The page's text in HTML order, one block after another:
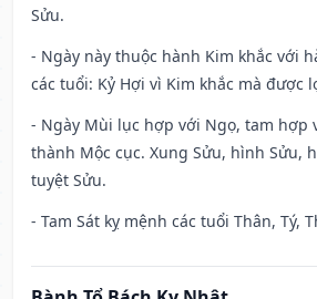
Sửu.
- Ngày này thuộc hành Kim khắc với
các tuổi: Kỷ Hợi vì Kim khắc mà được
- Ngày Mùi lục hợp với Ngọ, tam hợp
thành Mộc cục. Xung Sửu, hình Sửu,
tuyệt Sửu.
- Tam Sát kỵ mệnh các tuổi Thân, Tý,